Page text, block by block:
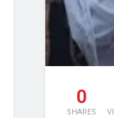
0
SHARES